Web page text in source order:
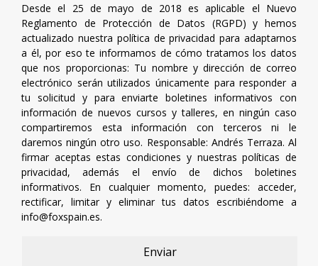
Desde el 25 de mayo de 2018 es aplicable el Nuevo
Reglamento de Protección de Datos (RGPD) y hemos
actualizado nuestra política de privacidad para adaptarnos
a él, por eso te informamos de cómo tratamos los datos
que nos proporcionas: Tu nombre y dirección de correo
electrónico serán utilizados únicamente para responder a
tu solicitud y para enviarte boletines informativos con
información de nuevos cursos y talleres, en ningún caso
compartiremos esta información con terceros ni le
daremos ningún otro uso. Responsable: Andrés Terraza. Al
firmar aceptas estas condiciones y nuestras políticas de
privacidad, además el envío de dichos boletines
informativos. En cualquier momento, puedes: acceder,
rectificar, limitar y eliminar tus datos escribiéndome a
info@foxspain.es.